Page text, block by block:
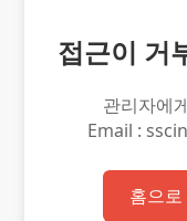
접근이 거
관리자에
Email :
홈으